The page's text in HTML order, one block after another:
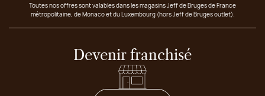
Toutes nos offres sont valables dans les magasins Jeff de Bruges de France
métropolitaine, de Monaco et du Luxembourg (hors Jeff de Bruges outlet).
Devenir franchisé